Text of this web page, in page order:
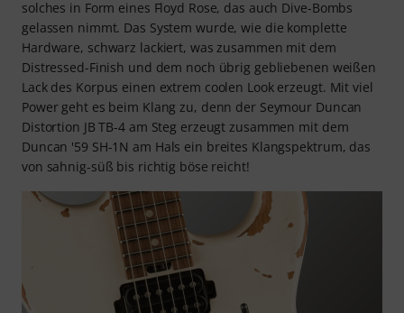
solches in Form eines Floyd Rose, das auch Dive-Bombs
gelassen nimmt. Das System wurde, wie die komplette
Hardware, schwarz lackiert, was zusammen mit dem
Distressed-Finish und dem noch übrig gebliebenen weißen
Lack des Korpus einen extrem coolen Look erzeugt. Mit viel
Power geht es beim Klang zu, denn der Seymour Duncan
Distortion JB TB-4 am Steg erzeugt zusammen mit dem
Duncan '59 SH-1N am Hals ein breites Klangspektrum, das
von sahnig-süß bis richtig böse reicht!